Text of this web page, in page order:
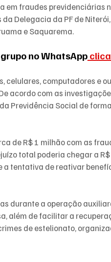
fraudes previdenciárias
Delegacia da PF de
e Saquarema.
no WhatsApp
celulares, computadores e
acordo com as
Previdência Social de
de R$ 1 milhão com as
total poderia chegar a
a tentativa de reativar
durante a operação
além de facilitar a
de estelionato,